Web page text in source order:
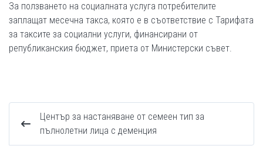
За ползването на социалната услуга потребителите
заплащат месечна такса, която е в съответствие с Тарифата
за таксите за социални услуги, финансирани от
републиканския бюджет, приета от Министерски съвет.
Център за настаняване от семеен тип за
пълнолетни лица с деменция